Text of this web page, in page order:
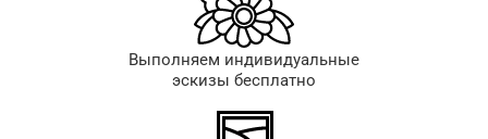
Выполняем индивидуальные
эскизы бесплатно